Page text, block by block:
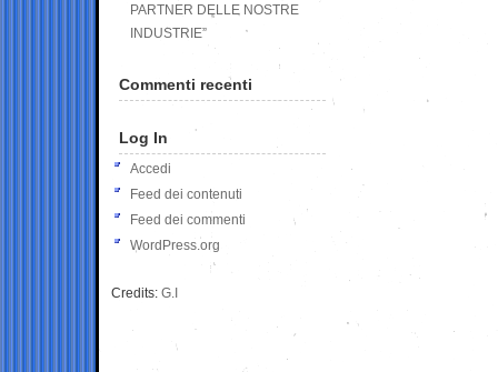
PARTNER DELLE NOSTRE
INDUSTRIE”
Commenti recenti
Log In
Accedi
Feed dei contenuti
Feed dei commenti
WordPress.org
Credits: G.I